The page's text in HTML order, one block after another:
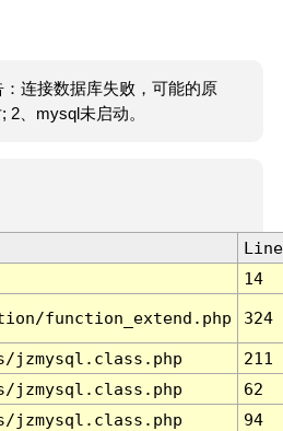
连接数据库失败，可能的原
2、mysql未启动。
Line
14
function_extend.php 324
jzmysql.class.php
211
jzmysql.class.php
62
jzmysql.class.php
94